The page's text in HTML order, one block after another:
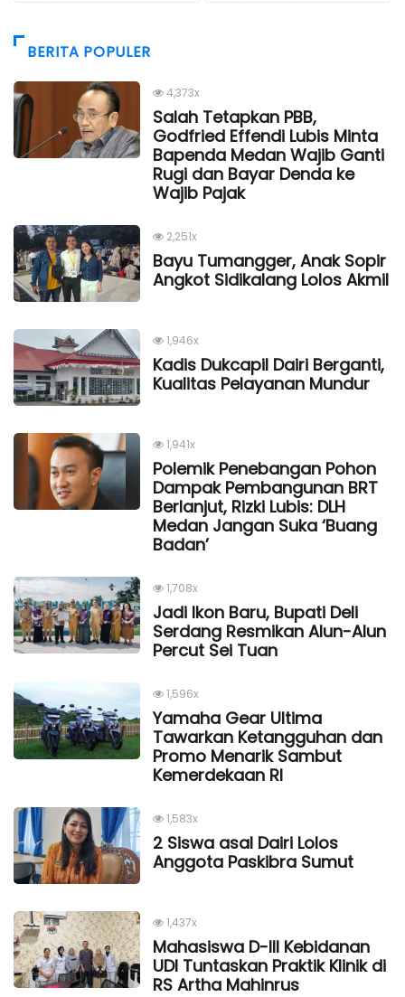
BERITA POPULER
4,373x
Salah Tetapkan PBB,
Godfried Effendi Lubis Minta
Bapenda Medan Wajib Ganti
Rugi dan Bayar Denda ke
Wajib Pajak
2,251x
Bayu Tumangger, Anak Sopir
Angkot Sidikalang Lolos Akmil
1,946x
Kadis Dukcapil Dairi Berganti,
Kualitas Pelayanan Mundur
1,941x
Polemik Penebangan Pohon
Dampak Pembangunan BRT
Berlanjut, Rizki Lubis: DLH
Medan Jangan Suka ‘Buang
Badan’
1,708x
Jadi Ikon Baru, Bupati Deli
Serdang Resmikan Alun-Alun
Percut Sei Tuan
1,596x
Yamaha Gear Ultima
Tawarkan Ketangguhan dan
Promo Menarik Sambut
Kemerdekaan Rl
1,583x
2 Siswa asal Dairi Lolos
Anggota Paskibra Sumut
1,437x
Mahasiswa D-III Kebidanan
UDI Tuntaskan Praktik Klinik di
RS Artha Mahinrus